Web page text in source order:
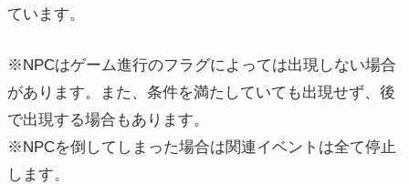
ています。
※NPCはゲーム進行のフラグによっては出現しない場合
があります。また、条件を満たしていても出現せず、後
で出現する場合もあります。
※NPCを倒してしまった場合は関連イベントは全て停止
します。